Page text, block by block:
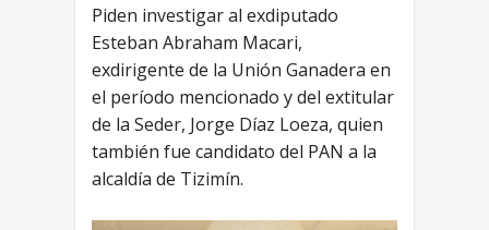
Piden investigar al exdiputado
Esteban Abraham Macari,
exdirigente de la Unión Ganadera en
el período mencionado y del extitular
de la Seder, Jorge Díaz Loeza, quien
también fue candidato del PAN a la
alcaldía de Tizimín.